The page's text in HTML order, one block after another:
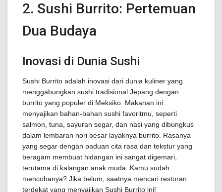
2. Sushi Burrito: Pertemuan
Dua Budaya
Inovasi di Dunia Sushi
Sushi Burrito adalah inovasi dari dunia kuliner yang
menggabungkan sushi tradisional Jepang dengan
burrito yang populer di Meksiko. Makanan ini
menyajikan bahan-bahan sushi favoritmu, seperti
salmon, tuna, sayuran segar, dan nasi yang dibungkus
dalam lembaran nori besar layaknya burrito. Rasanya
yang segar dengan paduan cita rasa dan tekstur yang
beragam membuat hidangan ini sangat digemari,
terutama di kalangan anak muda. Kamu sudah
mencobanya? Jika belum, saatnya mencari restoran
terdekat yang menyajikan Sushi Burrito ini!